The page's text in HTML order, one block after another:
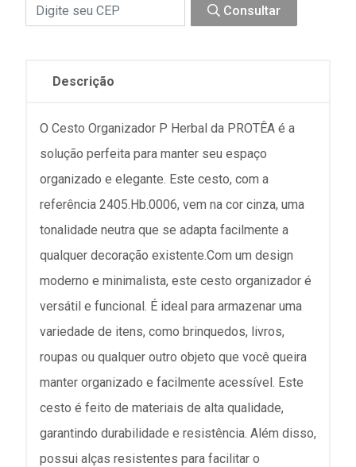
Consultar
Descrição
O Cesto Organizador P Herbal da PROTÊA é a
solução perfeita para manter seu espaço
organizado e elegante. Este cesto, com a
referência 2405.Hb.0006, vem na cor cinza, uma
tonalidade neutra que se adapta facilmente a
qualquer decoração existente.Com um design
moderno e minimalista, este cesto organizador é
versátil e funcional. É ideal para armazenar uma
variedade de itens, como brinquedos, livros,
roupas ou qualquer outro objeto que você queira
manter organizado e facilmente acessível. Este
cesto é feito de materiais de alta qualidade,
garantindo durabilidade e resistência. Além disso,
possui alças resistentes para facilitar o